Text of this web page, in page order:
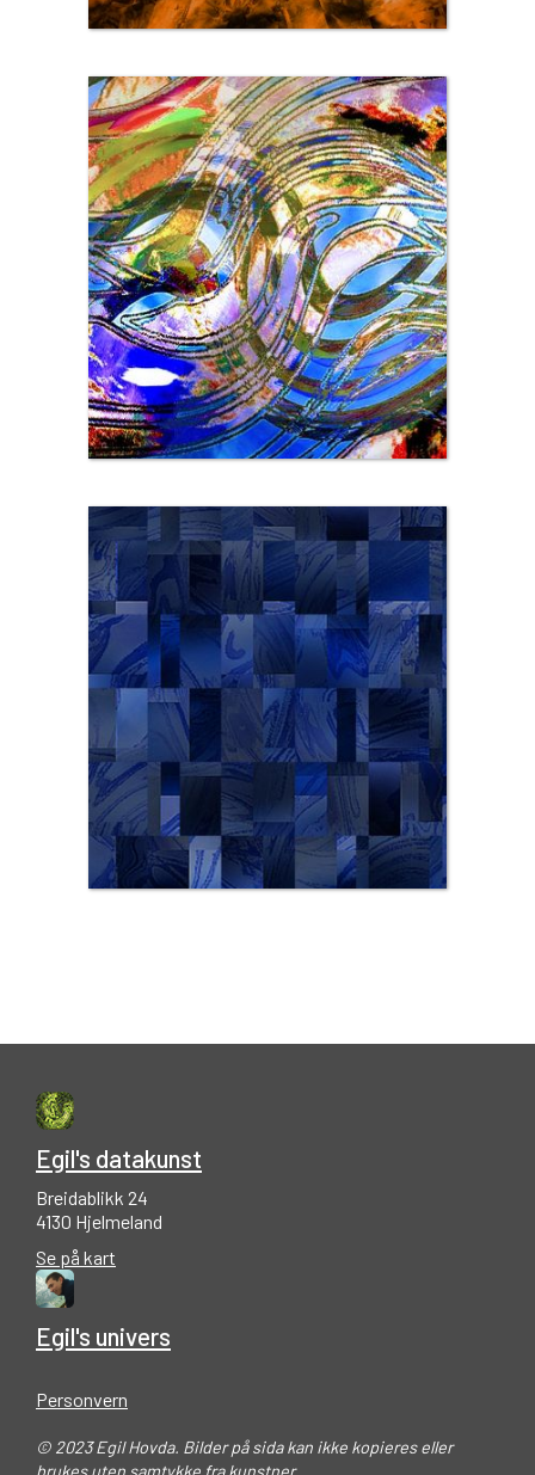
Egil's datakunst
Breidablikk 24
4130 Hjelmeland
Se på kart
Egil's univers
Personvern
© 2023 Egil Hovda. Bilder på sida kan ikke kopieres eller